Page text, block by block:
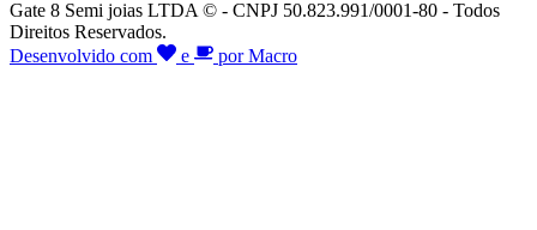
Gate 8 Semi joias LTDA © - CNPJ 50.823.991/0001-80 - Todos
Direitos Reservados.
Desenvolvido com
e por Macro